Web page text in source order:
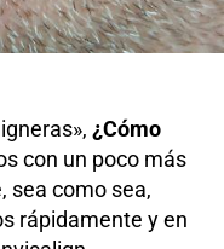
¿Cómo
con un poco más
sea como sea,
rápidamente y en